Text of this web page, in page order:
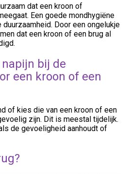
dat een kroon of
Een goede mondhygiëne
Door een ongelukje
dat een kroon of een brug al
bij de
een kroon of een
of kies die van een kroon of een
zijn. Dit is meestal tijdelijk.
de gevoeligheid aanhoudt of